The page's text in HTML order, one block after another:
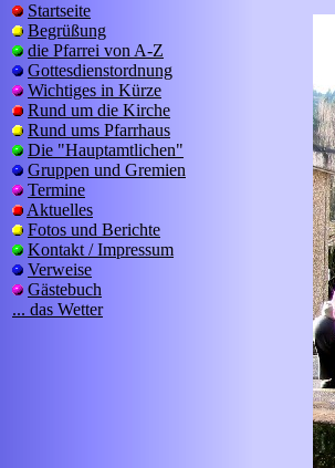
Startseite
Begrüßung
die Pfarrei von A-Z
Gottesdienstordnung
Wichtiges in Kürze
Rund um die Kirche
Rund ums Pfarrhaus
Die "Hauptamtlichen"
Gruppen und Gremien
Termine
Aktuelles
Fotos und Berichte
Kontakt / Impressum
Verweise
Gästebuch
... das Wetter